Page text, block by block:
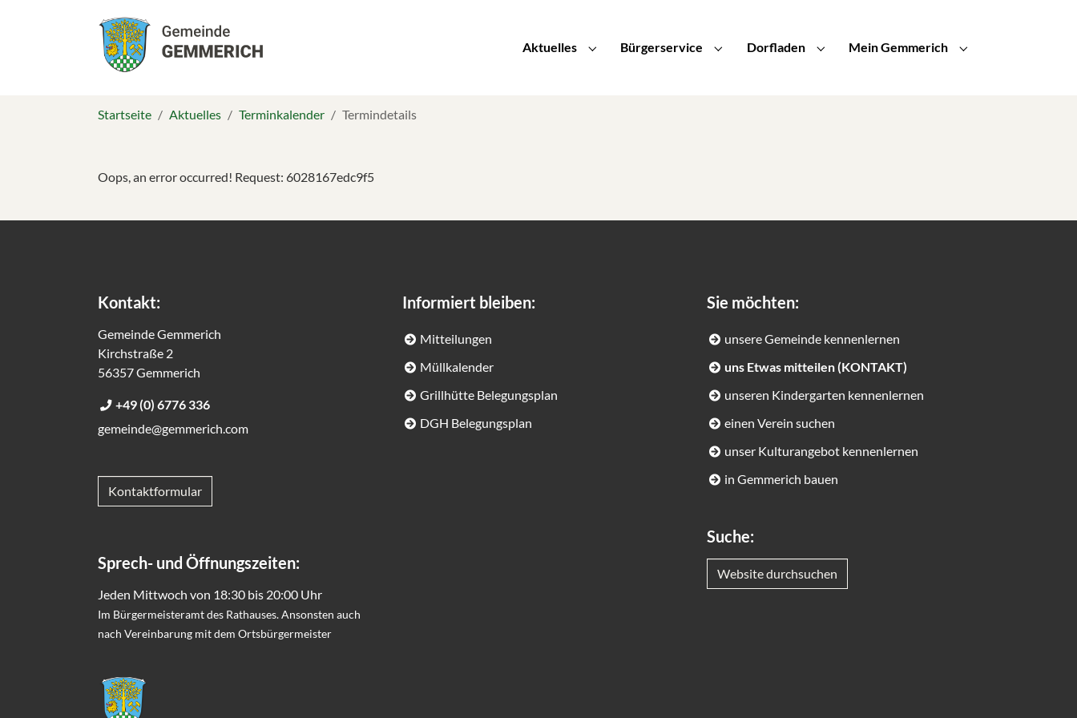
Aktuelles
Submenu for "Aktuelles"
Bürgerservice
Submenu for "Bürgerservice"
Dorfladen
Submenu for "Dorfladen"
Mein Gemmerich
Submenu for "Mein
Startseite Aktuelles Terminkalender Termindetails
Oops, an error occurred! Request: 6028167edc9f5
Kontakt:
Gemeinde Gemmerich
Kirchstraße 2
56357 Gemmerich
+49 (0) 6776 336
gemeinde@gemmerich.com
Kontaktformular
Sprech- und Öffnungszeiten:
Jeden Mittwoch von 18:30 bis 20:00 Uhr
Im Bürgermeisteramt des Rathauses. Ansonsten auch
nach Vereinbarung mit dem Ortsbürgermeister
Informiert bleiben:
Mitteilungen
Müllkalender
Grillhütte Belegungsplan
DGH Belegungsplan
Sie möchten:
unsere Gemeinde kennenlernen
uns Etwas mitteilen (KONTAKT)
unseren Kindergarten kennenlernen
einen Verein suchen
unser Kulturangebot kennenlernen
in Gemmerich bauen
Suche:
Website durchsuchen